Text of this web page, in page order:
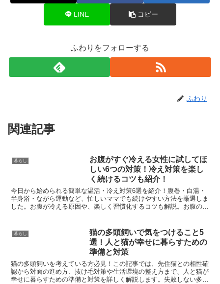
LINE コピー
ふわりをフォローする
ふわり
関連記事
暮らし
お腹がすぐ冷える女性に試してほ
しい6つの対策！冷え対策を楽し
く続けるコツも紹介！
今日から始められる簡単な温活・冷え対策6選を紹介！腹巻・白湯・
半身浴・ながら運動など、忙しいママでも続けやすい方法を厳選しま
した。お腹が冷える原因や、楽しく習慣化するコツも解説。お腹の冷
暮らし
猫の多頭飼いで気をつけること5
選！人と猫が幸せに暮らすための
準備と対策
猫の多頭飼いを考えている方必見！この記事では、先住猫との相性確
認から対面の進め方、抜け毛対策や生活環境の整え方まで、人と猫が
幸せに暮らすための準備と対策を詳しく解説します。失敗しない多頭